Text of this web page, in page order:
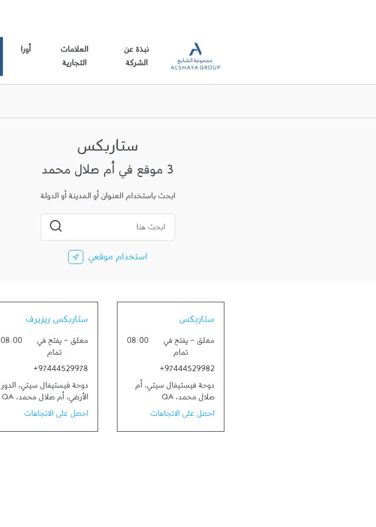
نبذة عن
الشركة
العلامات
التجارية
أورا
ستاربكس
3 موقع في أم صلال محمد
ابحث باستخدام العنوان أو المدينة أو الدولة
استخدام موقعي
ستاربكس
مغلق - يفتح في
تمام
08:00
+97444529982
دوحة فيستيفال سيتي، أم
صلال محمد، QA
احصل على الاتجاهات
ستاربكس ريزيرف
مغلق - يفتح في
تمام
08:00
+97444529978
دوحة فيستيفال سيتي، الدور
الأرضي، أم صلال محمد، QA
احصل على الاتجاهات